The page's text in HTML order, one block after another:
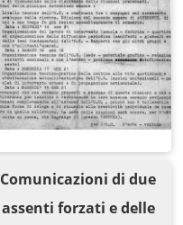
Comunicazioni di due
assenti forzati e delle